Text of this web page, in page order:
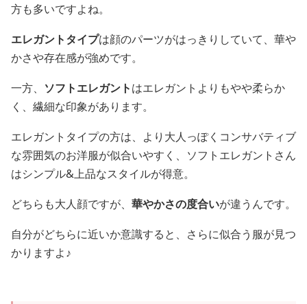
方も多いですよね。
エレガントタイプは顔のパーツがはっきりしていて、華や
かさや存在感が強めです。
一方、 ソフトエレガントはエレガントよりもやや柔らか
く、繊細な印象があります。
エレガントタイプの方は、より大人っぽくコンサバティブ
な雰囲気のお洋服が似合いやすく、ソフトエレガントさん
はシンプル&上品なスタイルが得意。
どちらも大人顔ですが、 華やかさの度合いが違うんです。
自分がどちらに近いか意識すると、さらに似合う服が見つ
かりますよ♪